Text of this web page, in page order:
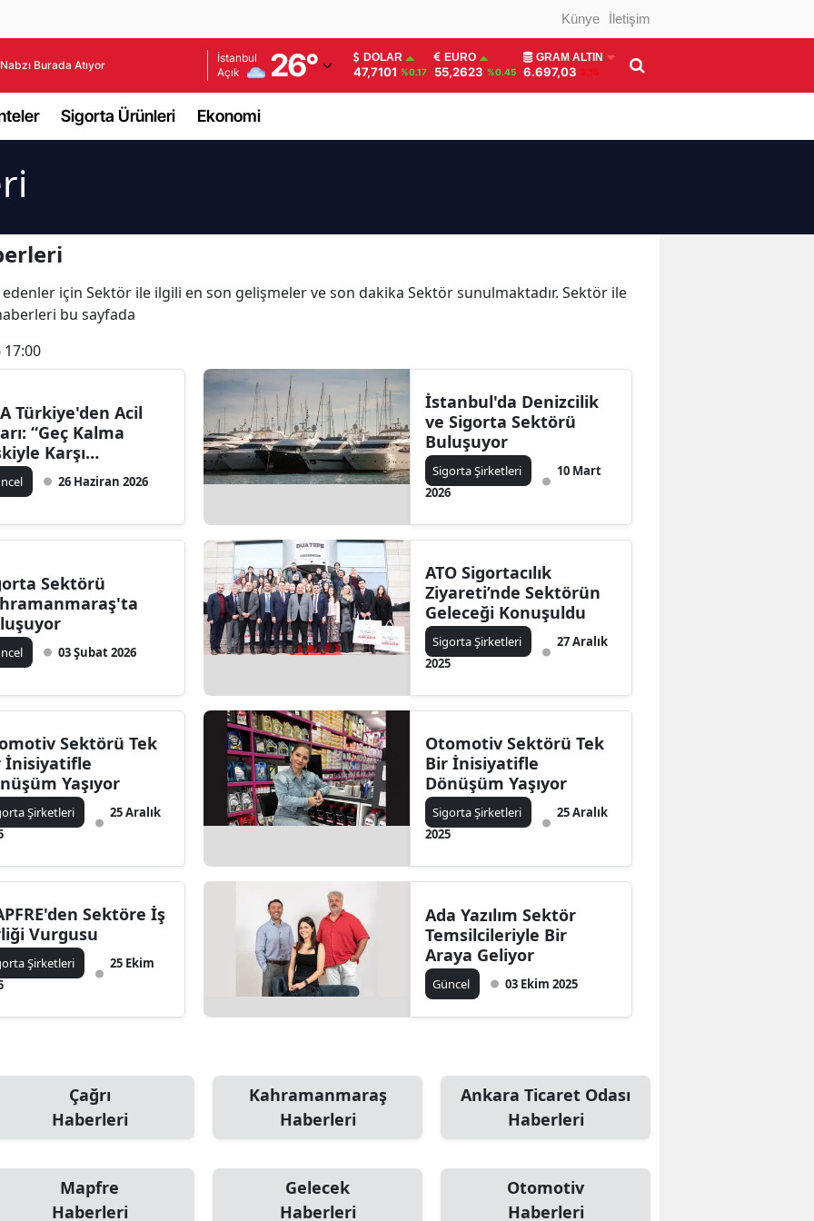
Künye İletişim
Burada Atıyor
İstanbul
Açık
26°
Adana
Adıyaman
Afyonkarahisar
Ankara
Balıkesir
Bilecik
Bingöl
Bolu
Burdur
Bursa
Çanakkale
Çorum
Denizli
Diyarbakır
Erzincan
Erzurum
Eskişehir
Gaziantep
Gümüşhane
Hatay
DOLAR
47,7101 %0.17
EURO
55,2623 %0.45
GRAM ALTIN
6.697,03 3,15
Sigorta Ürünleri Ekonomi
için Sektör ile ilgili en son gelişmeler ve son dakika Sektör sunulmaktadır. Sektör ile
bu sayfada
17:00
Türkiye'den Acil
“Geç Kalma
Karşı
26 Haziran 2026
İstanbul'da Denizcilik
ve Sigorta Sektörü
Buluşuyor
Sigorta Şirketleri
10 Mart
2026
Sektörü
03 Şubat 2026
ATO Sigortacılık
Ziyareti’nde Sektörün
Geleceği Konuşuldu
Sigorta Şirketleri
27 Aralık
2025
Sektörü Tek
İnisiyatifle
Yaşıyor
Şirketleri
25 Aralık
Otomotiv Sektörü Tek
Bir İnisiyatifle
Dönüşüm Yaşıyor
Sigorta Şirketleri
25 Aralık
2025
Sektöre İş
Vurgusu
Şirketleri
25 Ekim
Ada Yazılım Sektör
Temsilcileriyle Bir
Araya Geliyor
Güncel 03 Ekim 2025
Çağrı
Haberleri
Kahramanmaraş
Haberleri
Ankara Ticaret Odası
Haberleri
Mapfre
Haberleri
Gelecek
Haberleri
Otomotiv
Haberleri